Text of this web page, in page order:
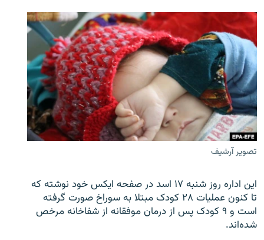
تصویر آرشیف
این اداره روز شنبه ۱۷ اسد در صفحه ایکس خود نوشته که
تا کنون عملیات ۲۸ کودک مبتلا به سوراخ صورت گرفته
است و ۹ کودک پس از درمان موفقانه از شفاخانه مرخص
شده‌اند.